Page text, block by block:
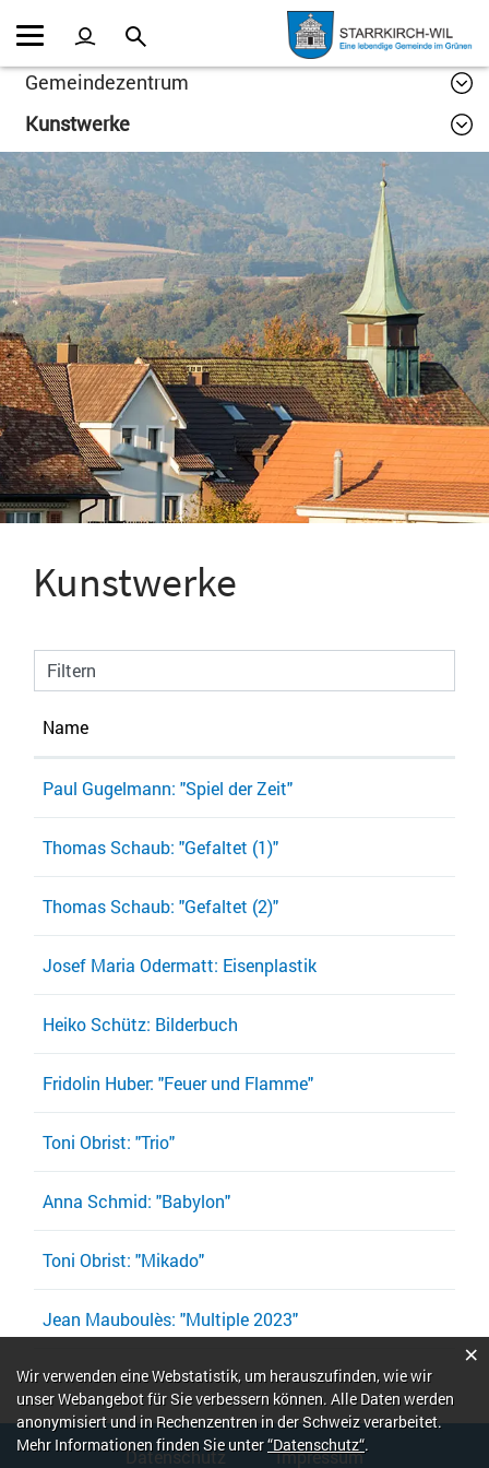
Kopfzeile
Inhalt
Gemeindezentrum
Kunstwerke
Kunstwerke
Filtern
Name
Paul Gugelmann: "Spiel der Zeit"
Thomas Schaub: "Gefaltet (1)"
Thomas Schaub: "Gefaltet (2)"
Josef Maria Odermatt: Eisenplastik
Heiko Schütz: Bilderbuch
Fridolin Huber: "Feuer und Flamme"
Toni Obrist: "Trio"
Anna Schmid: "Babylon"
Toni Obrist: "Mikado"
Jean Mauboulès: "Multiple 2023"
FusszeileDatenschutz Impressum
Webstatistik
Wir verwenden eine Webstatistik, um herauszufinden, wie wir
unser Webangebot für Sie verbessern können. Alle Daten werden
anonymisiert und in Rechenzentren in der Schweiz verarbeitet.
Mehr Informationen finden Sie unter“Datenschutz“.
×